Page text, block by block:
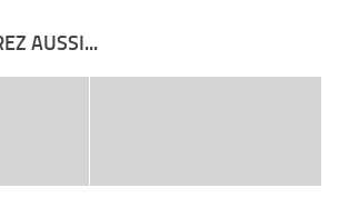
AUSSI...